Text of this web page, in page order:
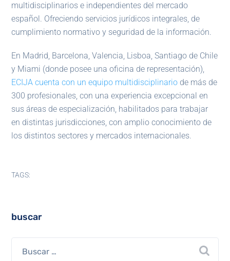
multidisciplinarios e independientes del mercado
español. Ofreciendo servicios jurídicos integrales, de
cumplimiento normativo y seguridad de la información.
En Madrid, Barcelona, Valencia, Lisboa, Santiago de Chile
y Miami (donde posee una oficina de representación),
ECIJA cuenta con un equipo multidisciplinario de más de
300 profesionales, con una experiencia excepcional en
sus áreas de especialización, habilitados para trabajar
en distintas jurisdicciones, con amplio conocimiento de
los distintos sectores y mercados internacionales.
TAGS:
buscar